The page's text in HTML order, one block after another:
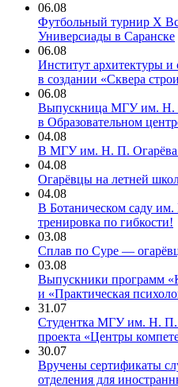
06.08
Футбольный турнир X
Универсиады в Саранске
06.08
Институт архитектуры и
в создании «Сквера
06.08
Выпускница МГУ им. Н.
в Образовательном
04.08
В МГУ им. Н. П. Огарёва
04.08
Огарёвцы на летней
04.08
В Ботаническом саду
тренировка по гибкости!
03.08
Сплав по Суре —
03.08
Выпускники программ
и «Практическая
31.07
Студентка МГУ им. Н. П.
проекта «Центры
30.07
Вручены сертификаты
отделения для